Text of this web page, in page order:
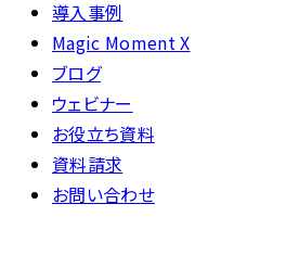
導入事例
Magic Moment X
ブログ
ウェビナー
お役立ち資料
資料請求
お問い合わせ